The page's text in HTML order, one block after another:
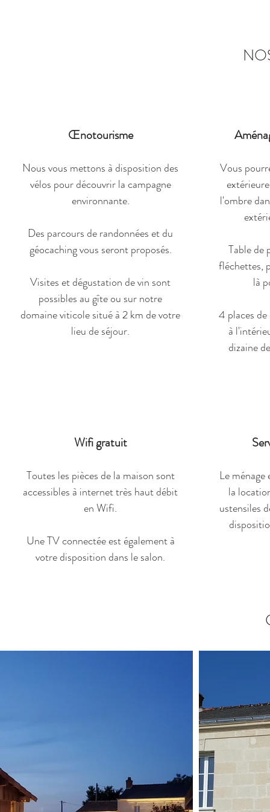
Œnotourisme
Nous vous mettons à disposition des
vélos pour découvrir la campagne
environnante.
Des parcours de randonnées et du
géocaching vous seront proposés.
Visites et dégustation de vin sont
possibles au gîte ou sur notre
domaine viticole situé à 2 km de votre
lieu de séjour.
Vous
l'ombre
Table
fléchettes,
là
4 places
à
dizaine
Wifi gratuit
Toutes les pièces de la maison sont
accessibles à internet très haut débit
en Wifi.
Une TV connectée est également à
votre disposition dans le salon.
Le
la
ustensiles